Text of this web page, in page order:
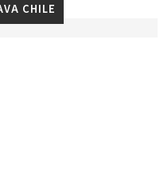
CHILE